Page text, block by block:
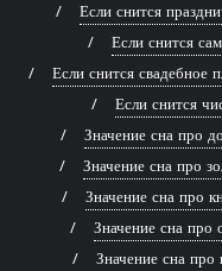
Если снится
Если снится
Если снится свадебное
Если снится
Значение сна про
Значение сна про
Значение сна про
Значение сна про
Значение сна про